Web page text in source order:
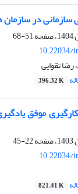
سازمانی در
51-68
10.22034/
تقوایی
396.32 K
موفق
22-45
10.22034/
821.41 K